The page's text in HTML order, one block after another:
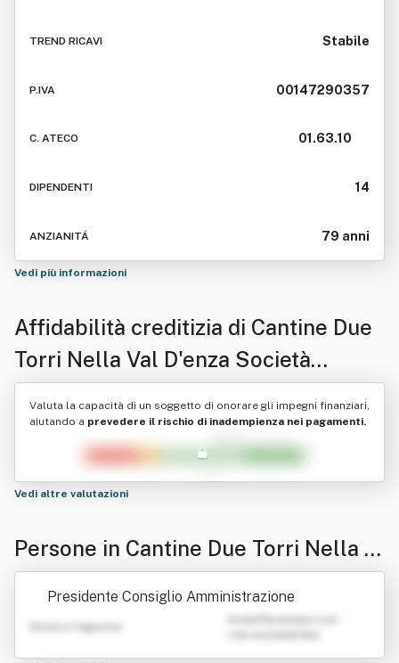
TREND RICAVI Stabile
P.IVA 00147290357
C. ATECO 01.63.10
DIPENDENTI 14
ANZIANITÁ 79 anni
Vedi più informazioni
Affidabilità creditizia di Cantine Due
Torri Nella Val D'enza Società
Cooperativa Agricola
Valuta la capacità di un soggetto di onorare gli impegni finanziari,
aiutando a prevedere il rischio di inadempienza nei pagamenti.
Vedi altre valutazioni
Persone in Cantine Due Torri Nella V
al D'enza Società Cooperativa Agrico
Presidente Consiglio Amministrazione
Nome e Cognome